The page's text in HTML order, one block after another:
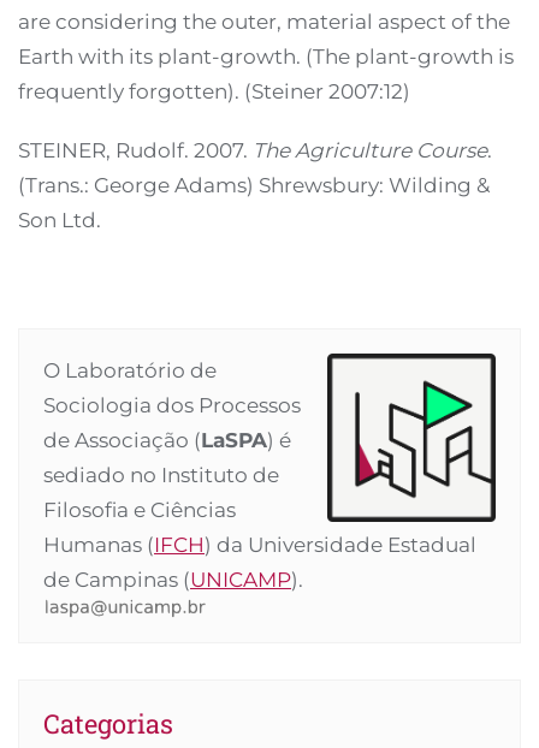
are considering the outer, material aspect of the
Earth with its plant-growth. (The plant-growth is
frequently forgotten). (Steiner 2007:12)
STEINER, Rudolf. 2007. The Agriculture Course.
(Trans.: George Adams) Shrewsbury: Wilding &
Son Ltd.
O Laboratório de
Sociologia dos Processos
de Associação (LaSPA) é
sediado no Instituto de
Filosofia e Ciências
Humanas (IFCH) da Universidade Estadual
de Campinas (UNICAMP).
Categorias